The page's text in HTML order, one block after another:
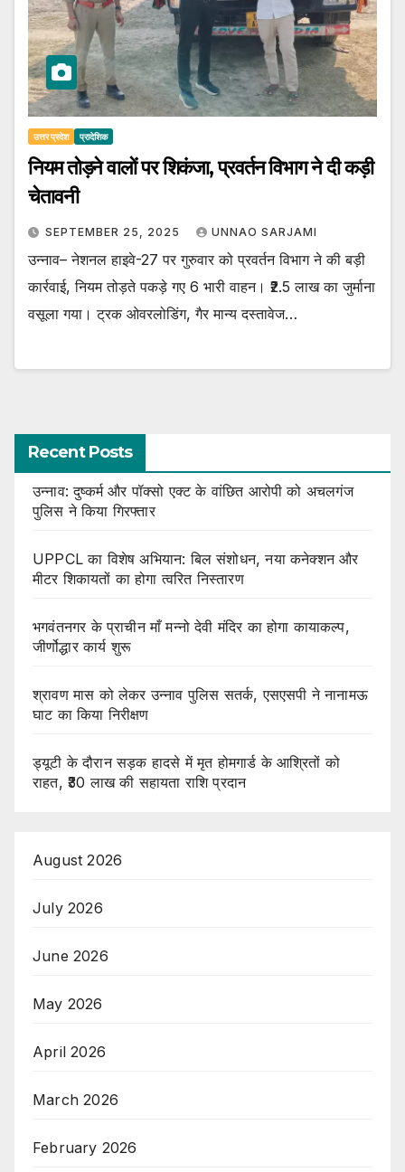
उत्तर प्रदेश प्रादेशिक
नियम तोड़ने वालों पर शिकंजा, प्रवर्तन विभाग ने दी कड़ी
चेतावनी
SEPTEMBER 25, 2025 UNNAO SARJAMI
उन्नाव– नेशनल हाइवे-27 पर गुरुवार को प्रवर्तन विभाग ने की बड़ी
कार्रवाई, नियम तोड़ते पकड़े गए 6 भारी वाहन। ₹2.5 लाख का जुर्माना
वसूला गया। ट्रक ओवरलोडिंग, गैर मान्य दस्तावेज…
Recent Posts
उन्नाव: दुष्कर्म और पॉक्सो एक्ट के वांछित आरोपी को अचलगंज
पुलिस ने किया गिरफ्तार
UPPCL का विशेष अभियान: बिल संशोधन, नया कनेक्शन और
मीटर शिकायतों का होगा त्वरित निस्तारण
भगवंतनगर के प्राचीन माँ मन्नो देवी मंदिर का होगा कायाकल्प,
जीर्णोद्धार कार्य शुरू
श्रावण मास को लेकर उन्नाव पुलिस सतर्क, एसएसपी ने नानामऊ
घाट का किया निरीक्षण
ड्यूटी के दौरान सड़क हादसे में मृत होमगार्ड के आश्रितों को
राहत, ₹30 लाख की सहायता राशि प्रदान
August 2026
July 2026
June 2026
May 2026
April 2026
March 2026
February 2026